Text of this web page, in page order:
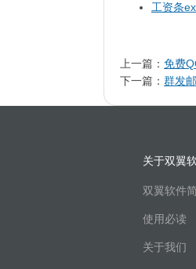
工资条
上一篇： 免费
下一篇： 群发
关于双翼
双翼软件
使用必读
关于我们